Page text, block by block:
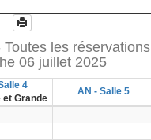
4
et Grande
AN - Salle 5
Toutes les réservations
06 juillet 2025